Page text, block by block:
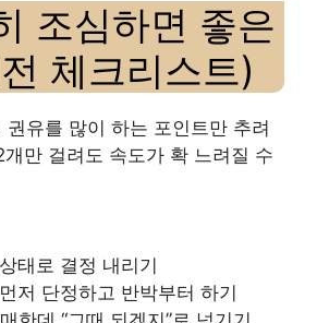
조심하면 좋은
체크리스트)
유를 많이 하는 포인트만 추려
만 걸려도 속도가 확 느려질 수
태로 결정 내리기
저 단정하고 반박부터 하기